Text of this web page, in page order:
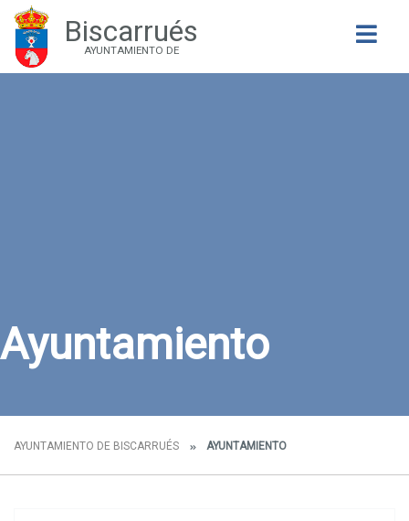
Biscarrués
AYUNTAMIENTO DE
Ayuntamiento
AYUNTAMIENTO DE BISCARRUÉS AYUNTAMIENTO